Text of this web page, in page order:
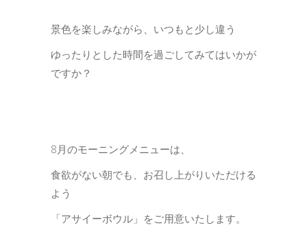
景色を楽しみながら、いつもと少し違う
ゆったりとした時間を過ごしてみてはいかが
ですか？
8月のモーニングメニューは、
食欲がない朝でも、お召し上がりいただける
よう
「アサイーボウル」をご用意いたします。